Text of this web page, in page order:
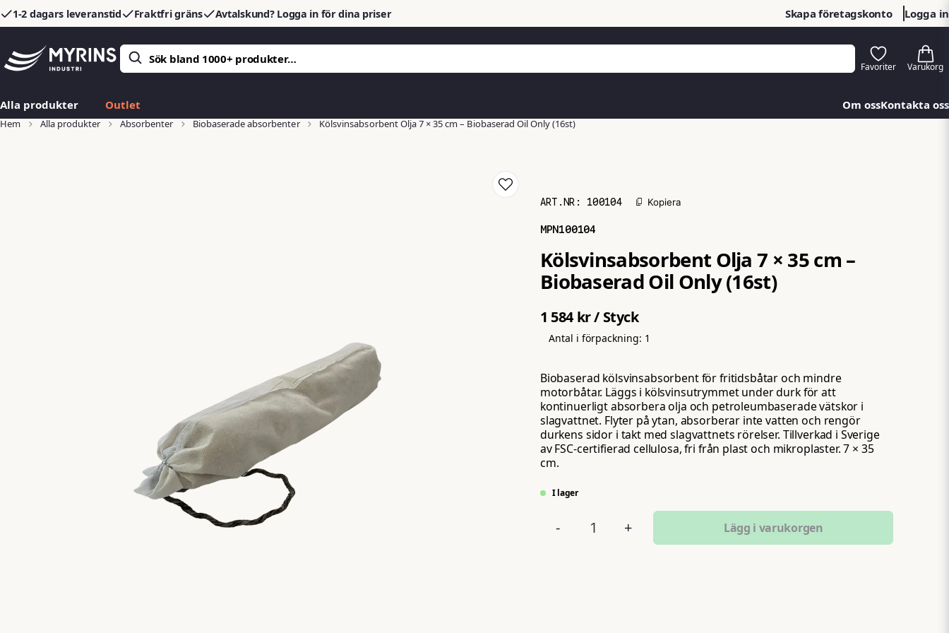
1-2 dagars leveranstid Fraktfri gräns Avtalskund? Logga in för dina priser Skapa företagskonto Logga in
Alla produkter Outlet Om ossKontakta oss
Hem Alla produkter Absorbenter Biobaserade absorbenter Kölsvinsabsorbent Olja 7 × 35 cm – Biobaserad Oil Only (16st)
ART.NR: 100104 Kopiera
MPN100104
Kölsvinsabsorbent Olja 7 × 35 cm –
Biobaserad Oil Only (16st)
1 584 kr/ Styck
Antal i förpackning: 1
Biobaserad kölsvinsabsorbent för fritidsbåtar och mindre
motorbåtar. Läggs i kölsvinsutrymmet under durk för att
kontinuerligt absorbera olja och petroleumbaserade vätskor i
slagvattnet. Flyter på ytan, absorberar inte vatten och rengör
durkens sidor i takt med slagvattnets rörelser. Tillverkad i Sverige
av FSC-certifierad cellulosa, fri från plast och mikroplaster. 7 × 35
cm.
I lager
- + Lägg i varukorgen